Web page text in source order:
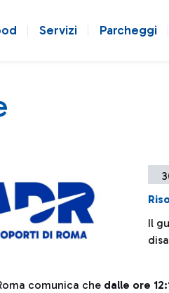
Servizi Parcheggi
Il
comunica che dalle ore